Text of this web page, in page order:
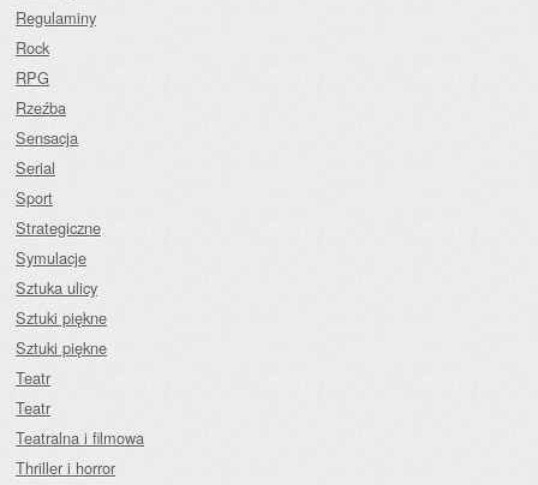
Regulaminy
Rock
RPG
Rzeźba
Sensacja
Serial
Sport
Strategiczne
Symulacje
Sztuka ulicy
Sztuki piękne
Sztuki piękne
Teatr
Teatr
Teatralna i filmowa
Thriller i horror